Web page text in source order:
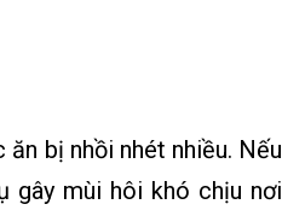
bị nhồi nhét nhiều. Nếu
gây mùi hôi khó chịu nơi